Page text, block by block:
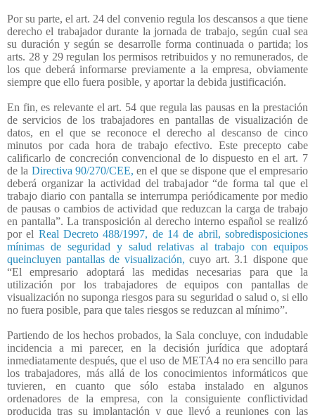
Por su parte, el art. 24 del convenio regula los descansos a que tiene
derecho el trabajador durante la jornada de trabajo, según cual sea
su duración y según se desarrolle forma continuada o partida; los
arts. 28 y 29 regulan los permisos retribuidos y no remunerados, de
los que deberá informarse previamente a la empresa, obviamente
siempre que ello fuera posible, y aportar la debida justificación.
En fin, es relevante el art. 54 que regula las pausas en la prestación
de servicios de los trabajadores en pantallas de visualización de
datos, en el que se reconoce el derecho al descanso de cinco
minutos por cada hora de trabajo efectivo. Este precepto cabe
calificarlo de concreción convencional de lo dispuesto en el art. 7
de la Directiva 90/270/CEE, en el que se dispone que el empresario
deberá organizar la actividad del trabajador “de forma tal que el
trabajo diario con pantalla se interrumpa periódicamente por medio
de pausas o cambios de actividad que reduzcan la carga de trabajo
en pantalla”. La transposición al derecho interno español se realizó
por el Real Decreto 488/1997, de 14 de abril, sobredisposiciones
mínimas de seguridad y salud relativas al trabajo con equipos
queincluyen pantallas de visualización, cuyo art. 3.1 dispone que
“El empresario adoptará las medidas necesarias para que la
utilización por los trabajadores de equipos con pantallas de
visualización no suponga riesgos para su seguridad o salud o, si ello
no fuera posible, para que tales riesgos se reduzcan al mínimo”.
Partiendo de los hechos probados, la Sala concluye, con indudable
incidencia a mi parecer, en la decisión jurídica que adoptará
inmediatamente después, que el uso de META4 no era sencillo para
los trabajadores, más allá de los conocimientos informáticos que
tuvieren, en cuanto que sólo estaba instalado en algunos
ordenadores de la empresa, con la consiguiente conflictividad
producida tras su implantación y que llevó a reuniones con las